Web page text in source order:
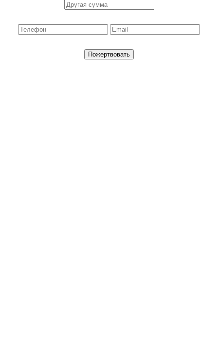
Пожертвовать